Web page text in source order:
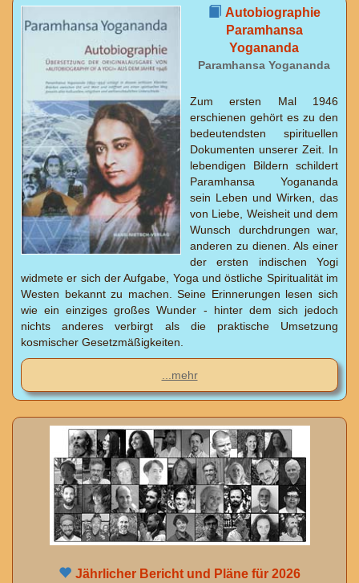
Autobiographie
Paramhansa
Yogananda
Paramhansa Yogananda
Zum ersten Mal 1946
erschienen gehört es zu den
bedeutendsten spirituellen
Dokumenten unserer Zeit. In
lebendigen Bildern schildert
Paramhansa Yogananda
sein Leben und Wirken, das
von Liebe, Weisheit und dem
Wunsch durchdrungen war,
anderen zu dienen. Als einer
der ersten indischen Yogi
widmete er sich der Aufgabe, Yoga und östliche Spiritualität im
Westen bekannt zu machen. Seine Erinnerungen lesen sich
wie ein einziges großes Wunder - hinter dem sich jedoch
nichts anderes verbirgt als die praktische Umsetzung
kosmischer Gesetzmäßigkeiten.
...mehr
Jährlicher Bericht und Pläne für 2026